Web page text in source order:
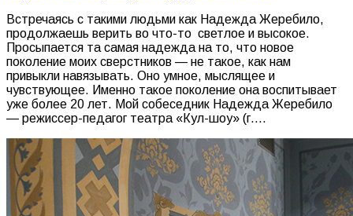
Встречаясь с такими людьми как Надежда Жеребило,
продолжаешь верить во что-то светлое и высокое.
Просыпается та самая надежда на то, что новое
поколение моих сверстников — не такое, как нам
привыкли навязывать. Оно умное, мыслящее и
чувствующее. Именно такое поколение она воспитывает
уже более 20 лет. Мой собеседник Надежда Жеребило
— режиссер-педагог театра «Кул-шоу» (г.…